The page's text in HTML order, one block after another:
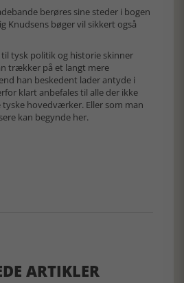
berøres sine steder i bogen
Knudsens bøger vil sikkert også
til tysk politik og historie skinner
trækker på et langt mere
han beskedent lader antyde i
klart anbefales til alle der ikke
tyske hovedværker. Eller som man
kan begynde her.
ARTIKLER